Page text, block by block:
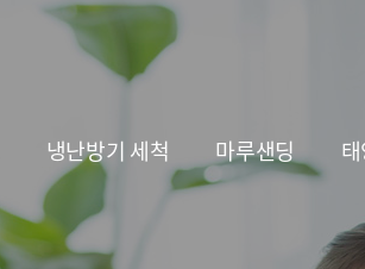
냉난방기 세척 마루샌딩